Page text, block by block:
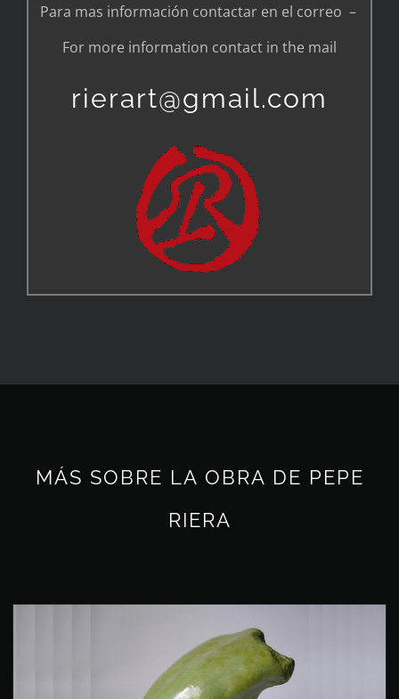
Para mas información contactar en el correo –
For more information contact in the mail
rierart@gmail.com
MÁS SOBRE LA OBRA DE PEPE
RIERA